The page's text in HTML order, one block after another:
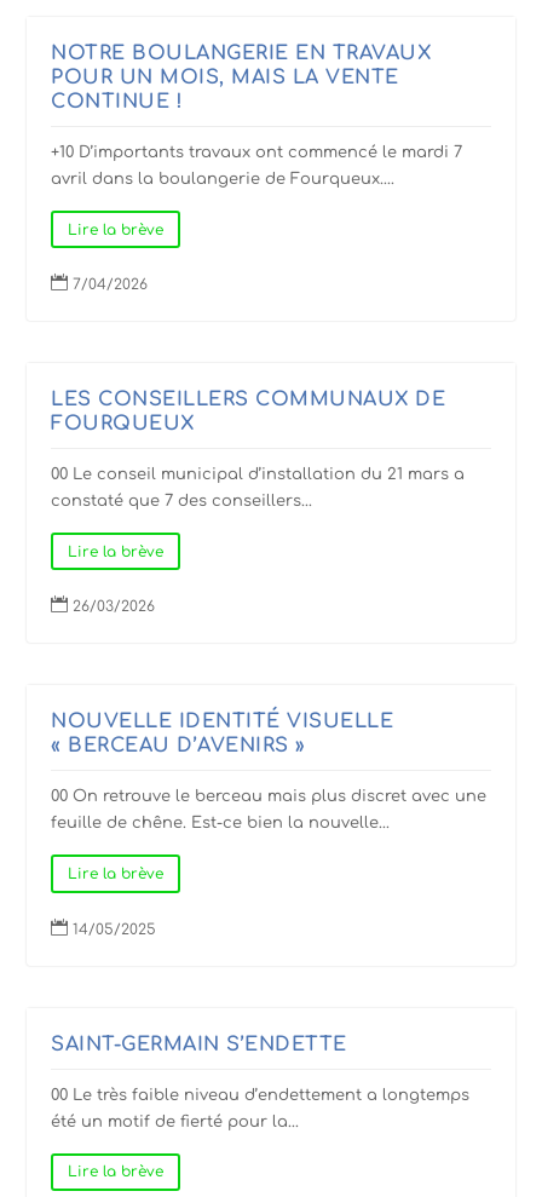
NOTRE BOULANGERIE EN TRAVAUX
POUR UN MOIS, MAIS LA VENTE
CONTINUE !
+10 D’importants travaux ont commencé le mardi 7
avril dans la boulangerie de Fourqueux....
Lire la brève
 7/04/2026
LES CONSEILLERS COMMUNAUX DE
FOURQUEUX
00 Le conseil municipal d’installation du 21 mars a
constaté que 7 des conseillers...
Lire la brève
 26/03/2026
NOUVELLE IDENTITÉ VISUELLE
« BERCEAU D’AVENIRS »
00 On retrouve le berceau mais plus discret avec une
feuille de chêne. Est-ce bien la nouvelle...
Lire la brève
 14/05/2025
SAINT-GERMAIN S’ENDETTE
00 Le très faible niveau d’endettement a longtemps
été un motif de fierté pour la...
Lire la brève